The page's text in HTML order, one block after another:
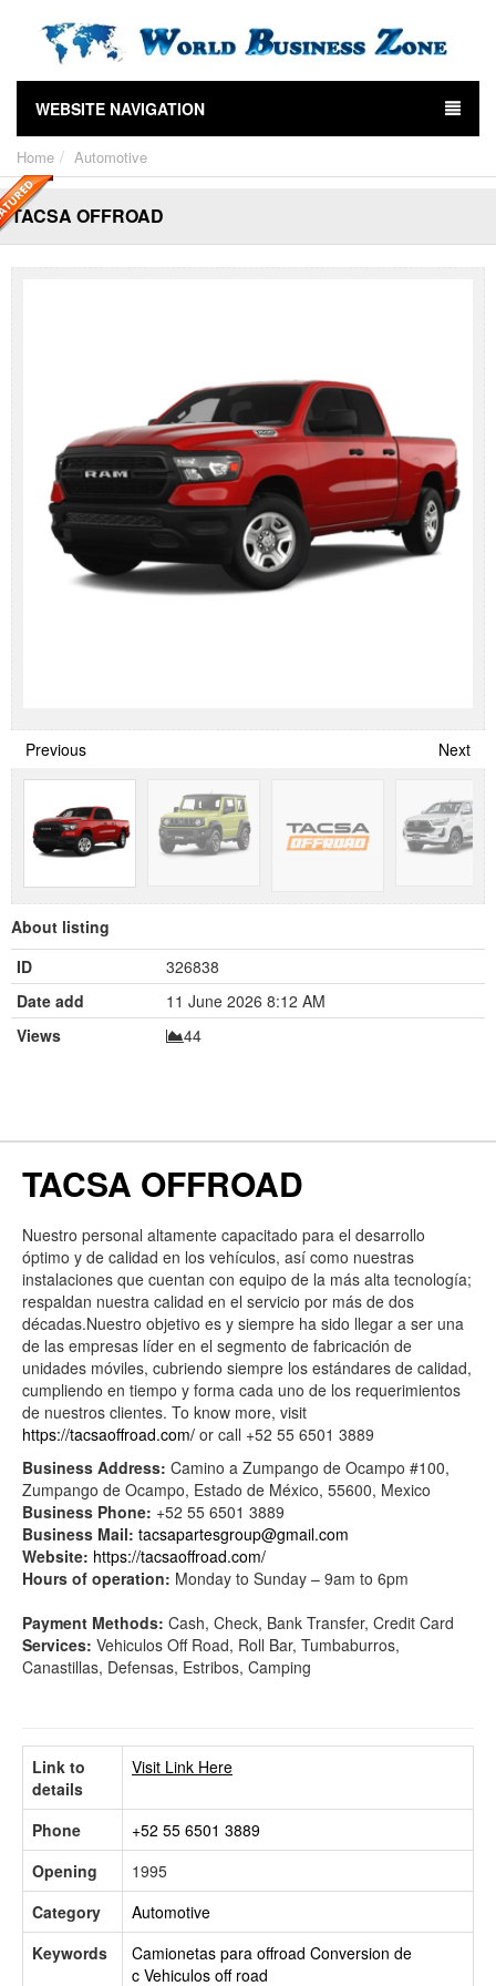
WEBSITE NAVIGATION
Home Automotive
TACSA OFFROAD
Previous Next
About listing
ID
326838
Date add
11 June 2026 8:12 AM
Views
44
TACSA OFFROAD
Nuestro personal altamente capacitado para el desarrollo
óptimo y de calidad en los vehículos, así como nuestras
instalaciones que cuentan con equipo de la más alta tecnología;
respaldan nuestra calidad en el servicio por más de dos
décadas.Nuestro objetivo es y siempre ha sido llegar a ser una
de las empresas líder en el segmento de fabricación de
unidades móviles, cubriendo siempre los estándares de calidad,
cumpliendo en tiempo y forma cada uno de los requerimientos
de nuestros clientes. To know more, visit
https://tacsaoffroad.com/ or call +52 55 6501 3889
Business Address: Camino a Zumpango de Ocampo #100,
Zumpango de Ocampo, Estado de México, 55600, Mexico
Business Phone: +52 55 6501 3889
Business Mail: tacsapartesgroup@gmail.com
Website: https://tacsaoffroad.com/
Hours of operation: Monday to Sunday – 9am to 6pm
Payment Methods: Cash, Check, Bank Transfer, Credit Card
Services: Vehiculos Off Road, Roll Bar, Tumbaburros,
Canastillas, Defensas, Estribos, Camping
Link to
details
Visit Link Here
Phone
+52 55 6501 3889
Opening
1995
Category
Automotive
Keywords
Camionetas para offroad Conversion de
c Vehiculos off road